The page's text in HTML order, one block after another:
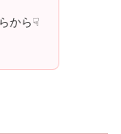
から☟